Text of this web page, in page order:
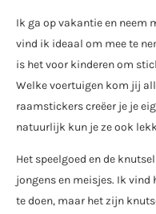
Ik ga op vakantie en neem
vind ik ideaal om mee te
is het voor kinderen om
Welke voertuigen kom jij
raamstickers creëer je je
natuurlijk kun je ze ook
Het speelgoed en de
jongens en meisjes. Ik
te doen, maar het zijn